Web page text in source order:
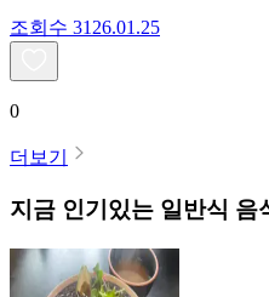
조회수 31 26.01.25
0
더보기
지금 인기있는 일반식 음